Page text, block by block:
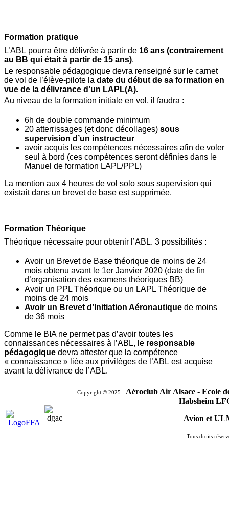
Formation pratique
L’ABL pourra être délivrée à partir de 16 ans (contrairement
au BB qui était à partir de 15 ans).
Le responsable pédagogique devra renseigné sur le carnet
de vol de l’élève-pilote la date du début de sa formation en
vue de la délivrance d’un LAPL(A).
Au niveau de la formation initiale en vol, il faudra :
6h de double commande minimum
20 atterrissages (et donc décollages) sous
supervision d’un instructeur
avoir acquis les compétences nécessaires afin de voler
seul à bord (ces compétences seront définies dans le
Manuel de formation LAPL/PPL)
La mention aux 4 heures de vol solo sous supervision qui
existait dans un brevet de base est supprimée.
Formation Théorique
Théorique nécessaire pour obtenir l’ABL. 3 possibilités :
Avoir un Brevet de Base théorique de moins de 24
mois obtenu avant le 1er Janvier 2020 (date de fin
d’organisation des examens théoriques BB)
Avoir un PPL Théorique ou un LAPL Théorique de
moins de 24 mois
Avoir un Brevet d’Initiation Aéronautique de moins
de 36 mois
Comme le BIA ne permet pas d’avoir toutes les
connaissances nécessaires à l’ABL, le responsable
pédagogique devra attester que la compétence
« connaissance » liée aux privilèges de l’ABL est acquise
avant la délivrance de l’ABL.
Copyright © 2025 - Aéroclub Air Alsace - Ecole
Habsheim
Avion et
Tous droits